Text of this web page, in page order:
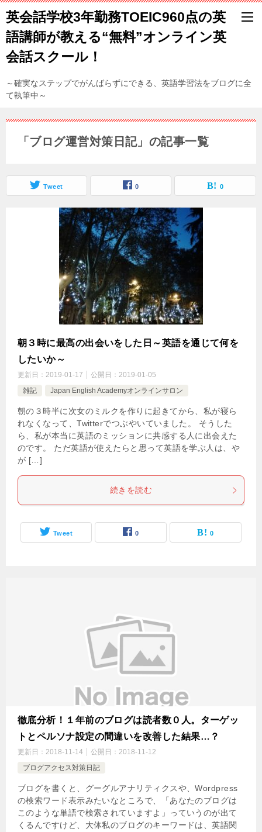
英会話学校3年勤務TOEIC960点の英
語講師が教える“無料”オンライン英
会話スクール！
～確実なステップでがんばらずにできる、英語学習法をブログに全
て執筆中～
「ブログ運営対策日記」の記事一覧
Tweet 0 0
朝３時に最高の出会いをした日～英語を通じて何を
したいか～
更新日： 2019-01-17 公開日： 2019-01-05
雑記
Japan English Academyオンラインサロン
朝の３時半に次女のミルクを作りに起きてから、私が寝ら
れなくなって、Twitterでつぶやいていました。 そうした
ら、私が本当に英語のミッションに共感する人に出会えた
のです。 ただ英語が使えたらと思って英語を学ぶ人は、や
が […]
続きを読む
Tweet 0 0
徹底分析！１年前のブログは読者数０人。ターゲッ
トとペルソナ設定の間違いを改善した結果…？
更新日： 2018-11-14 公開日： 2018-11-12
ブログアクセス対策日記
ブログを書くと、グーグルアナリティクスや、Wordpress
の検索ワード表示みたいなところで、「あなたのブログは
このような単語で検索されていますよ」っていうのが出て
くるんですけど、大体私のブログのキーワードは、英語関